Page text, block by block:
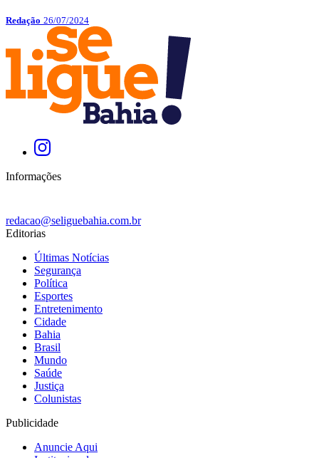
Redação 26/07/2024
Informações
redacao@seliguebahia.com.br
Editorias
Últimas Notícias
Segurança
Política
Esportes
Entretenimento
Cidade
Bahia
Brasil
Mundo
Saúde
Justiça
Colunistas
Publicidade
Anuncie Aqui